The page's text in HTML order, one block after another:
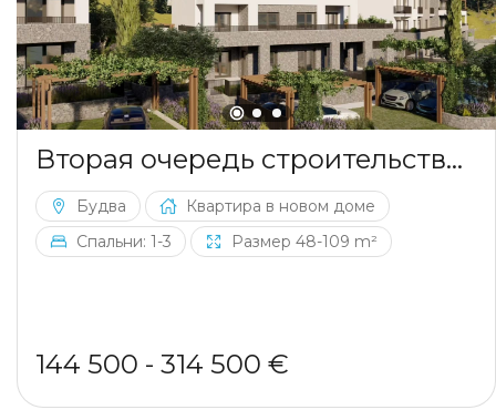
Вторая очередь строительства включает жилой дом на 12 квартир, выполненный в современном архитектурном стиле, который гармонично сохраняет общую концепцию комплекса.
Будва
Квартира в новом доме
Спальни: 1-3
Размер 48-109 m²
144 500 - 314 500 €